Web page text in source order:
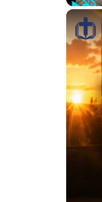
Play